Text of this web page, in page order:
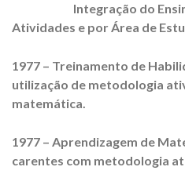
Integração do Ensino
Atividades e por Área de
1977 – Treinamento de
utilização de metodologia
matemática.
1977 – Aprendizagem de
carentes com metodologia